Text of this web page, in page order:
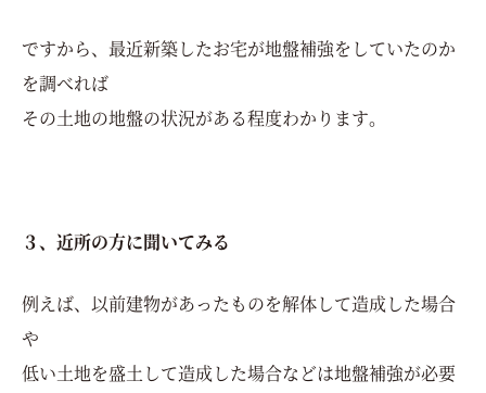
ですから、最近新築したお宅が地盤補強をしていたのか
を調べれば
その土地の地盤の状況がある程度わかります。
３、近所の方に聞いてみる
例えば、以前建物があったものを解体して造成した場合
や
低い土地を盛土して造成した場合などは地盤補強が必要